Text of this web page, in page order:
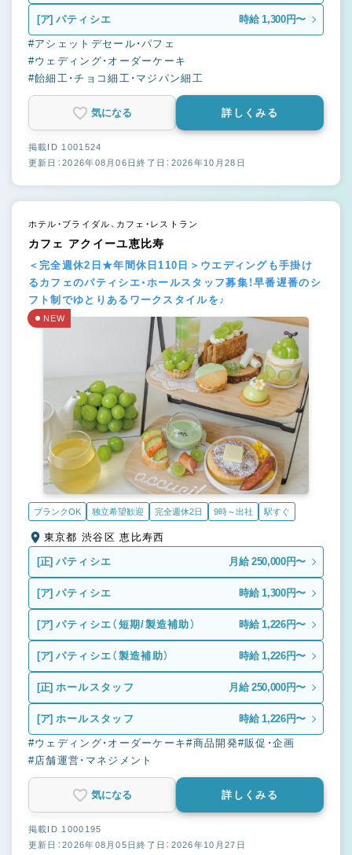
[ア] パティシエ 時給 1,300円〜
#アシェットデセール・パフェ
#ウェディング・オーダーケーキ
#飴細工・チョコ細工・マジパン細工
気になる 詳しくみる
掲載ID 1001524
更新日：2026年08月06日終了日：2026年10月28日
ホテル・ブライダル、カフェ・レストラン
カフェ アクイーユ恵比寿
＜完全週休2日★年間休日110日＞ウエディングも手掛け
るカフェのパティシエ・ホールスタッフ募集！早番遅番のシ
フト制でゆとりあるワークスタイルを♪
NEW
ブランクOK 独立希望歓迎 完全週休2日 9時～出社 駅すぐ
東京都 渋谷区 恵比寿西
[正] パティシエ 月給 250,000円〜
[ア] パティシエ 時給 1,300円〜
[ア] パティシエ（短期/製造補助） 時給 1,226円〜
[ア] パティシエ（製造補助） 時給 1,226円〜
[正] ホールスタッフ 月給 250,000円〜
[ア] ホールスタッフ 時給 1,226円〜
#ウェディング・オーダーケーキ#商品開発#販促・企画
#店舗運営・マネジメント
気になる 詳しくみる
掲載ID 1000195
更新日：2026年08月05日終了日：2026年10月27日